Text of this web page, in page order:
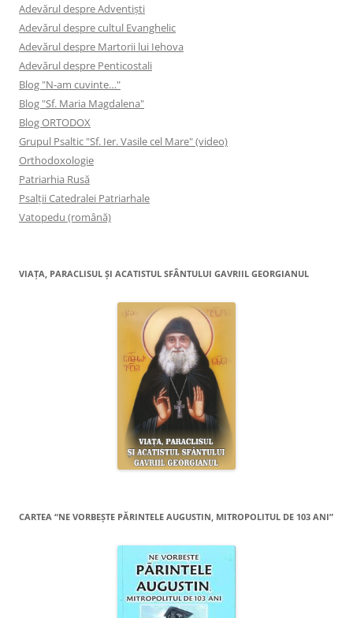
Adevărul despre Adventişti
Adevărul despre cultul Evanghelic
Adevărul despre Martorii lui Iehova
Adevărul despre Penticostali
Blog "N-am cuvinte…"
Blog "Sf. Maria Magdalena"
Blog ORTODOX
Grupul Psaltic "Sf. Ier. Vasile cel Mare" (video)
Orthodoxologie
Patriarhia Rusă
Psalţii Catedralei Patriarhale
Vatopedu (română)
VIAŢA, PARACLISUL ŞI ACATISTUL SFÂNTULUI GAVRIIL GEORGIANUL
CARTEA “NE VORBEŞTE PĂRINTELE AUGUSTIN, MITROPOLITUL DE 103 ANI”